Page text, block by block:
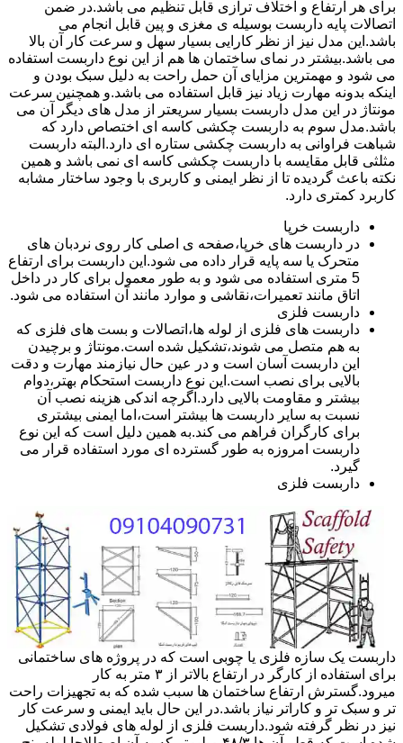
برای هر ارتفاع و اختلاف ترازی قابل تنظیم می باشد.در ضمن
اتصالات پایه داربست بوسیله ی مغزی و پین قابل انجام می
باشد.این مدل نیز از نظر کارایی بسیار سهل و سرعت کار آن بالا
می باشد.بیشتر در نمای ساختمان ها هم از این نوع داربست استفاده
می شود و مهمترین مزایای آن حمل راحت به دلیل سبک بودن و
اینکه بدونه مهارت زیاد نیز قابل استفاده می باشد.و همچنین سرعت
مونتاژ در این مدل داربست بسیار سریعتر از مدل های دیگر آن می
باشد.مدل سوم به داربست چکشی کاسه ای اختصاص دارد که
شباهت فراوانی به داربست چکشی ستاره ای دارد.البته داربست
مثلثی قابل مقایسه با داربست چکشی کاسه ای نمی باشد و همین
نکته باعث گردیده تا از نظر ایمنی و کاربری با وجود ساختار مشابه
کاربرد کمتری دارد.
داربست خرپا
در داربست های خرپا،صفحه ی اصلی کار روی نردبان های
متحرک یا سه پایه قرار داده می شود.این داربست برای ارتفاع
5 متری استفاده می شود و به طور معمول برای کار در داخل
اتاق مانند تعمیرات،نقاشی و موارد مانند آن استفاده می شود.
داربست فلزی
داربست های فلزی از لوله ها،اتصالات و بست های فلزی که
به هم متصل می شوند،تشکیل شده است.مونتاژ و برچیدن
این داربست آسان است و در عین حال نیازمند مهارت و دقت
بالایی برای نصب است.این نوع داربست استحکام بهتر،دوام
بیشتر و مقاومت بالایی دارد.اگرچه اندکی هزینه نصب آن
نسبت به سایر داربست ها بیشتر است،اما ایمنی بیشتری
برای کارگران فراهم می کند.به همین دلیل است که این نوع
داربست امروزه به طور گسترده ای مورد استفاده قرار می
گیرد.
داربست فلزی
داربست یک سازه فلزی یا چوبی است که در پروژه های ساختمانی
برای استفاده از کارگر در ارتفاع بالاتر از ۳ متر به کار
میرود.گسترش ارتفاع ساختمان ها سبب شده که به تجهیزات راحت
تر و سبک تر و کاراتر نیاز باشد.در این حال باید ایمنی و سرعت کار
نیز در نظر گرفته شود.داربست فلزی از لوله های فولادی تشکیل